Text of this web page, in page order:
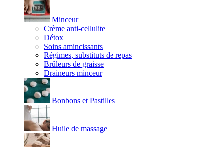
Minceur
Crème anti-cellulite
Détox
Soins amincissants
Régimes, substituts de repas
Brûleurs de graisse
Draineurs minceur
Bonbons et Pastilles
Huile de massage